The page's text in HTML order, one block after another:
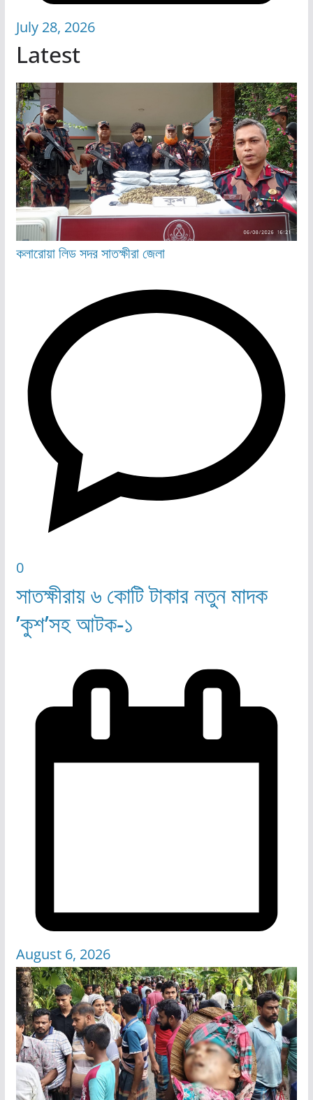
July 28, 2026
Latest
কলারোয়ালিডসদরসাতক্ষীরা জেলা
0
সাতক্ষীরায় ৬ কোটি টাকার নতুন মাদক
’কুশ’সহ আটক-১
August 6, 2026